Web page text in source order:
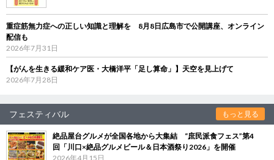
重症筋無力症への正しい知識と理解を 8月8日広島市で公開講座、オンライン
配信も
2026年7月31日
【がんを生きる緩和ケア医・大橋洋平「足し算命」】天空を見上げて
2026年7月28日
フェスティバル もっと見る
絶品屋台グルメが全国各地から大集結 “庶民派食フェス”第4
回「川口×絶品グルメビール＆日本酒祭り2026」を開催
2026年4月15日